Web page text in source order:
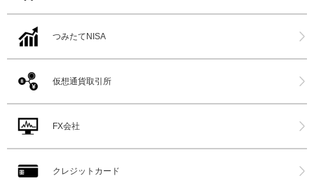
つみたてNISA
仮想通貨取引所
FX会社
クレジットカード